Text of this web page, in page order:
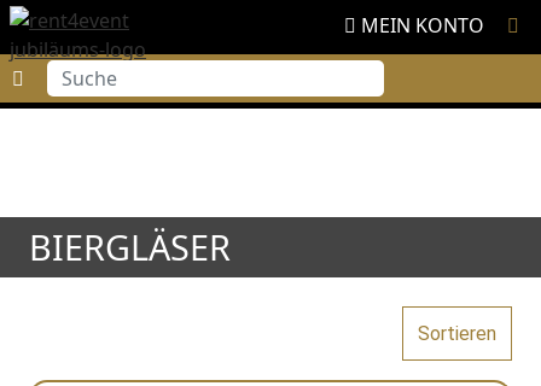
MEIN KONTO
Suche
BIERGLÄSER
Sortieren